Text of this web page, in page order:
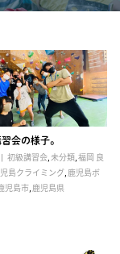
会の様子。
初級講習会,未分類,福岡 良
島クライミング ,鹿児島ボ
児島市,鹿児島県